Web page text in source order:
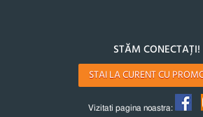
STĂM CONECTAȚI!
STAI LA CURENT CU
Vizitati pagina noastra: